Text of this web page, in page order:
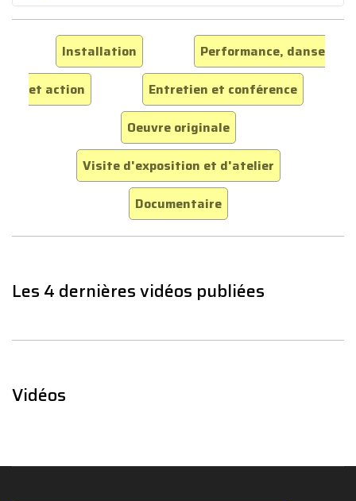
Installation
Performance, danse
et action
Entretien et conférence
Oeuvre originale
Visite d'exposition et d'atelier
Documentaire
Les 4 dernières vidéos publiées
Vidéos